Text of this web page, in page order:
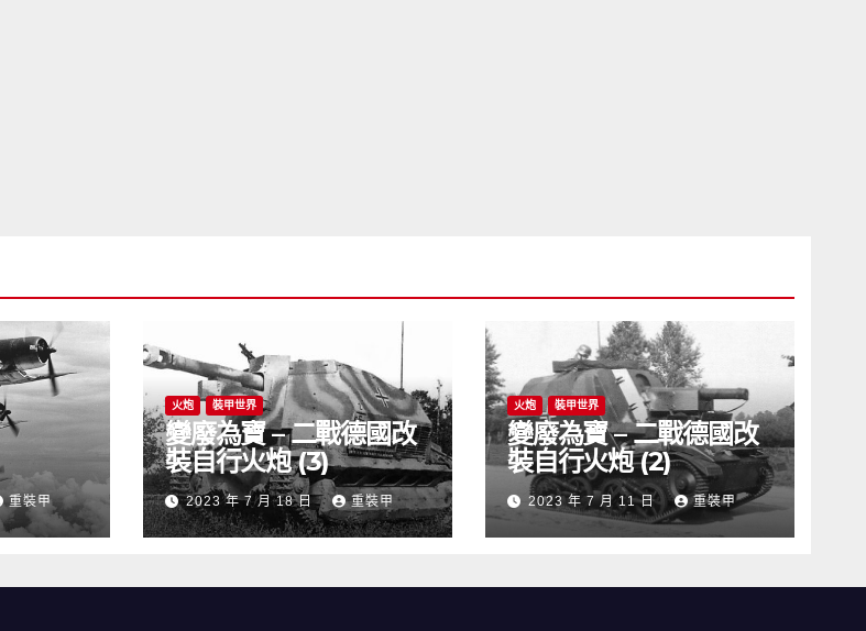
重裝甲
火炮 裝甲世界
變廢為寶 – 二戰德國改
裝自行火炮 (3)
2023 年 7 月 18 日 重裝甲
火炮 裝甲世界
變廢為寶 – 二戰德國改
裝自行火炮 (2)
2023 年 7 月 11 日 重裝甲